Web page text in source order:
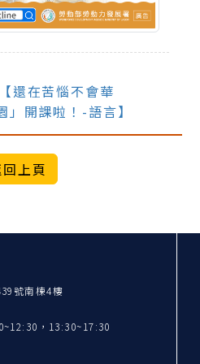
還在苦惱不會華
開課啦！-語言】
號南棟4樓
，13:30~17:30